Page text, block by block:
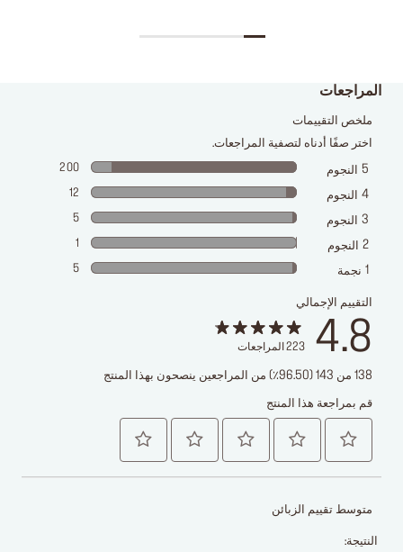
المراجعات
ملخص التقييمات
اختر صفًا أدناه لتصفية المراجعات.
5 النجوم 200
4 النجوم 12
3 النجوم 5
2 النجوم 1
1 نجمة 5
التقييم الإجمالي
4.8
223 المراجعات
138 من 143 (96.50٪) من المراجعين ينصحون بهذا المنتج
قم بمراجعة هذا المنتج
متوسط تقييم الزبائن
النتيجة: